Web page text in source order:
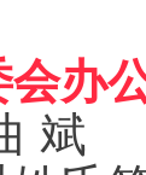
办
斌